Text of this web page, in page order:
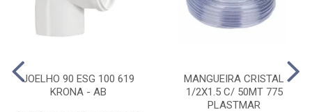
JOELHO 90 ESG 100 619
KRONA - AB
MANGUEIRA CRISTAL
1/2X1.5 C/ 50MT 775
PLASTMAR